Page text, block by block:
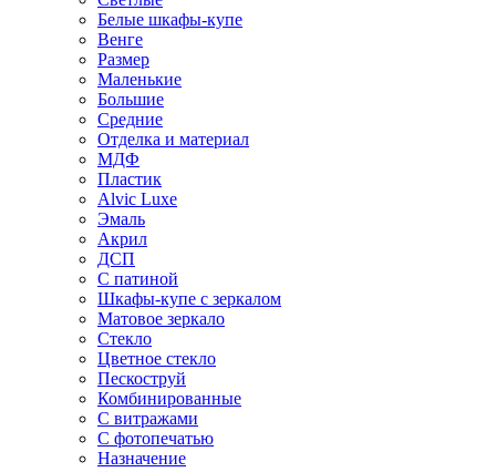
Белые шкафы-купе
Венге
Размер
Маленькие
Большие
Средние
Отделка и материал
МДФ
Пластик
Alvic Luxe
Эмаль
Акрил
ДСП
С патиной
Шкафы-купе с зеркалом
Матовое зеркало
Стекло
Цветное стекло
Пескоструй
Комбинированные
С витражами
С фотопечатью
Назначение